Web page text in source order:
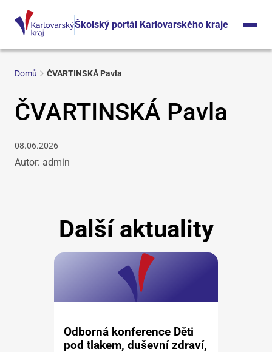
Školský portál Karlovarského kraje
Domů ČVARTINSKÁ Pavla
ČVARTINSKÁ Pavla
08.06.2026
Autor: admin
Další aktuality
Odborná konference Děti
pod tlakem, duševní zdraví,